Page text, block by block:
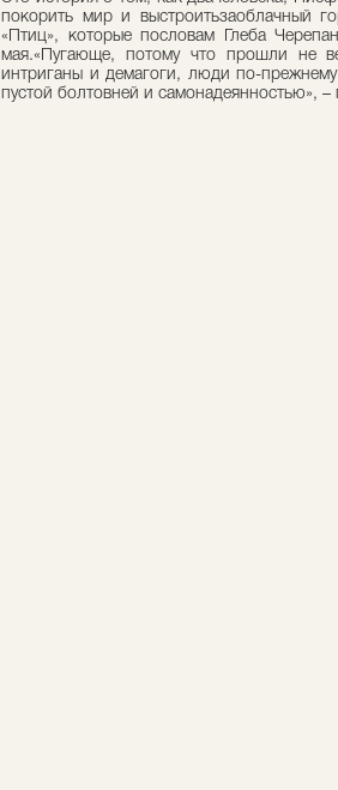
покорить мир и выстроитьзаоблачный
«Птиц», которые пословам Глеба
мая.«Пугающе, потому что прошли не
интриганы и демагоги, люди по-
пустой болтовней и самонадеянностью»,